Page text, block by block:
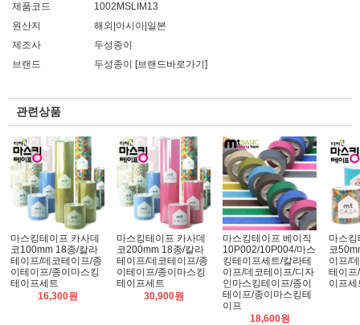
제품코드
1002MSLIM13
원산지
해외|아시아|일본
제조사
두성종이
브랜드
두성종이 [브랜드바로가기]
관련상품
마스킹테이프 카사데
코100mm 18종/칼라
테이프/데코테이프/종
이테이프/종이마스킹
테이프세트
16,300원
마스킹테이프 카사데
코200mm 18종/칼라
테이프/데코테이프/종
이테이프/종이마스킹
테이프세트
30,900원
마스킹테이프 베이직
10P002/10P004/마스
킹테이프세트/칼라테
이프/데코테이프/디자
인마스킹테이프/종이
테이프/종이마스킹테
이프
18,600원
마스
코
이프/
테이프
이프세